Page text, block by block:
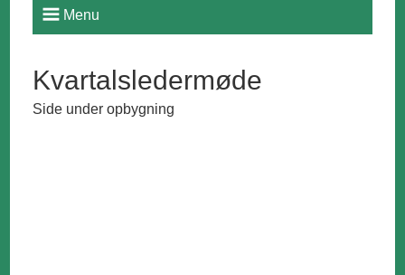
Menu
Kvartalsledermøde
Side under opbygning